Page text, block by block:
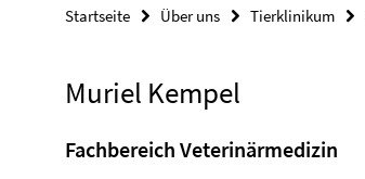
Startseite Über uns Tierklinikum
Muriel Kempel
Fachbereich Veterinärmedizin